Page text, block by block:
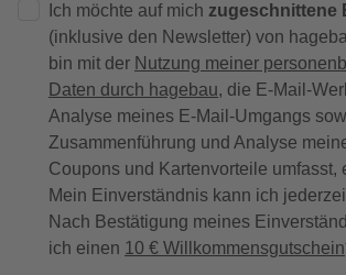
Ich möchte auf mich zugeschnittene
(inklusive den Newsletter) von
bin mit der Nutzung meiner
Daten durch hagebau, die E-Mail-
Analyse meines E-Mail-Umgangs
Zusammenführung und Analyse
Coupons und Kartenvorteile umfasst,
Mein Einverständnis kann ich
Nach Bestätigung meines
ich einen 10 € Willkommensgutschein